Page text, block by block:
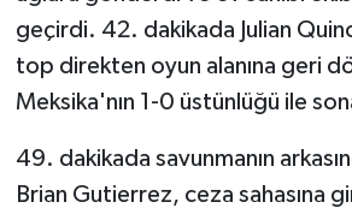
geçirdi. 42. dakikada Julian
top direkten oyun alanına geri
Meksika'nın 1-0 üstünlüğü ile
49. dakikada savunmanın
Brian Gutierrez, ceza sahasına